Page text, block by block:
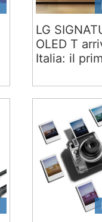
LG
OLED T
Italia: il